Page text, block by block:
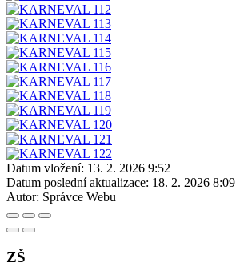
Datum vložení: 13. 2. 2026 9:52
Datum poslední aktualizace: 18. 2. 2026 8:09
Autor: Správce Webu
ZŠ